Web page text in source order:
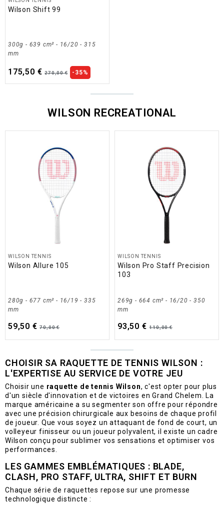
Wilson Shift 99
300g - 639 cm² - 16/20 - 315
mm
175,50 € 270,00 € -35%
WILSON RECREATIONAL
WILSON TENNIS
Wilson Allure 105
280g - 677 cm² - 16/19 - 335
mm
59,50 € 70,00 €
WILSON TENNIS
Wilson Pro Staff Precision
103
269g - 664 cm² - 16/20 - 350
mm
93,50 € 110,00 €
CHOISIR SA RAQUETTE DE TENNIS WILSON :
L'EXPERTISE AU SERVICE DE VOTRE JEU
Choisir une raquette de tennis Wilson, c'est opter pour plus
d'un siècle d'innovation et de victoires en Grand Chelem. La
marque américaine a su segmenter son offre pour répondre
avec une précision chirurgicale aux besoins de chaque profil
de joueur. Que vous soyez un attaquant de fond de court, un
volleyeur finisseur ou un joueur polyvalent, il existe un cadre
Wilson conçu pour sublimer vos sensations et optimiser vos
performances.
LES GAMMES EMBLÉMATIQUES : BLADE,
CLASH, PRO STAFF, ULTRA, SHIFT ET BURN
Chaque série de raquettes repose sur une promesse
technologique distincte :